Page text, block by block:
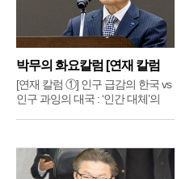
박무의 화요칼럼 [연재 칼럼
①]
[연재 칼럼 ①] 인구 급감의 한국 vs
인구 과잉의 대국 : ‘인간 대체’의